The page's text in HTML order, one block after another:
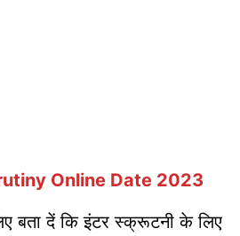
Online Date 2023
बता दें कि इंटर स्क्रूटनी के लिए